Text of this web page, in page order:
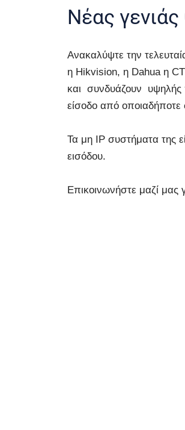
Νέας
Ανακαλύψτε την
η Hikvision, η Dahua η
και συνδυάζουν υψηλής
είσοδο από
Τα μη IP συστήματα της
εισόδου.
Επικοινωνήστε μαζί μας